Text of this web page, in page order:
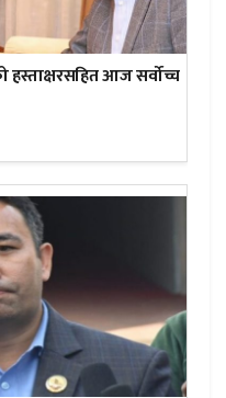
आज सर्वोच्च